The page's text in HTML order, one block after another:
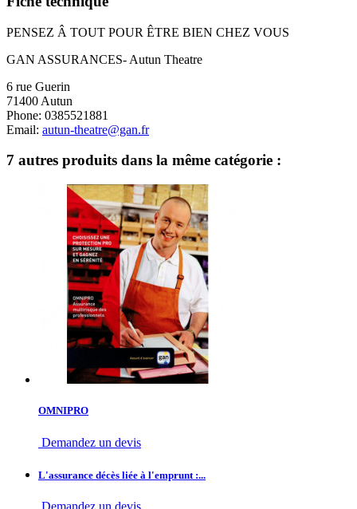
PENSEZ Â TOUT POUR ÊTRE BIEN CHEZ VOUS
GAN ASSURANCES- Autun Theatre
6 rue Guerin
71400 Autun
Phone: 0385521881
Email: autun-theatre@gan.fr
7 autres produits dans la même catégorie :
OMNIPRO
Demandez un devis
L'assurance décès liée à l'emprunt :...
Demandez un devis